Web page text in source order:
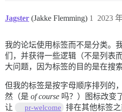
Jagster (Jakke Flemming) 2023
1
我的论坛使用标签而不是分类。
们，并获得一些逻辑（不是列表
大问题，因为标签的目的是在搜
但我的标签是按字母顺序排列的
然（是 of course 吗？）图标改变
让
pr-welcome 排在其他标签之